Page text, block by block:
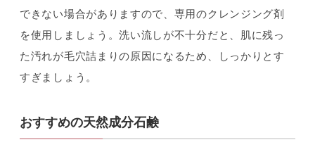
できない場合がありますので、専用のクレンジング剤
を使用しましょう。洗い流しが不十分だと、肌に残っ
た汚れが毛穴詰まりの原因になるため、しっかりとす
すぎましょう。
おすすめの天然成分石鹸